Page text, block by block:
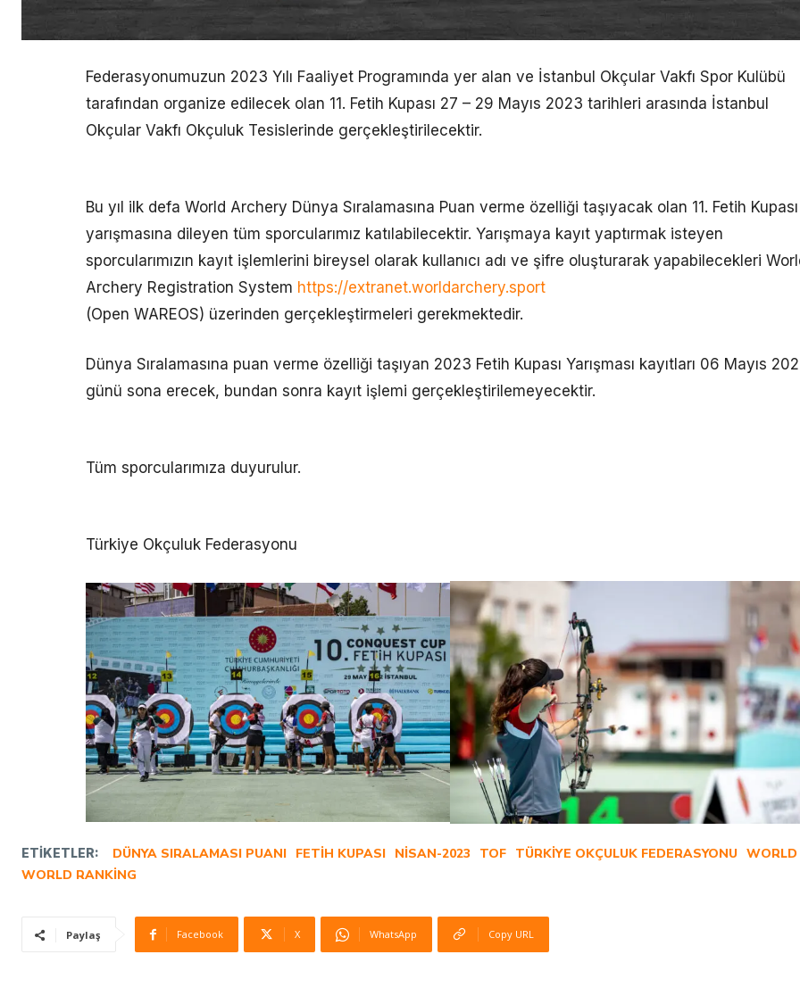
Federasyonumuzun 2023 Yılı Faaliyet Programında yer alan ve İstanbul Okçular Vakfı Spor Kulübü
tarafından organize edilecek olan 11. Fetih Kupası 27 – 29 Mayıs 2023 tarihleri arasında İstanbul
Okçular Vakfı Okçuluk Tesislerinde gerçekleştirilecektir.
Bu yıl ilk defa World Archery Dünya Sıralamasına Puan verme özelliği taşıyacak olan 11. Fetih Kupası
yarışmasına dileyen tüm sporcularımız katılabilecektir. Yarışmaya kayıt yaptırmak isteyen
sporcularımızın kayıt işlemlerini bireysel olarak kullanıcı adı ve şifre oluşturarak yapabilecekleri
Archery Registration System https://extranet.worldarchery.sport
(Open WAREOS) üzerinden gerçekleştirmeleri gerekmektedir.
Dünya Sıralamasına puan verme özelliği taşıyan 2023 Fetih Kupası Yarışması kayıtları 06 Mayıs
günü sona erecek, bundan sonra kayıt işlemi gerçekleştirilemeyecektir.
Tüm sporcularımıza duyurulur.
Türkiye Okçuluk Federasyonu
ETIKETLER: DÜNYA SIRALAMASI PUANI FETIH KUPASI NISAN-2023 TOF TÜRKIYE OKÇULUK FEDERASYONU WORLD
WORLD RANKING
Paylaş Facebook X WhatsApp Copy URL